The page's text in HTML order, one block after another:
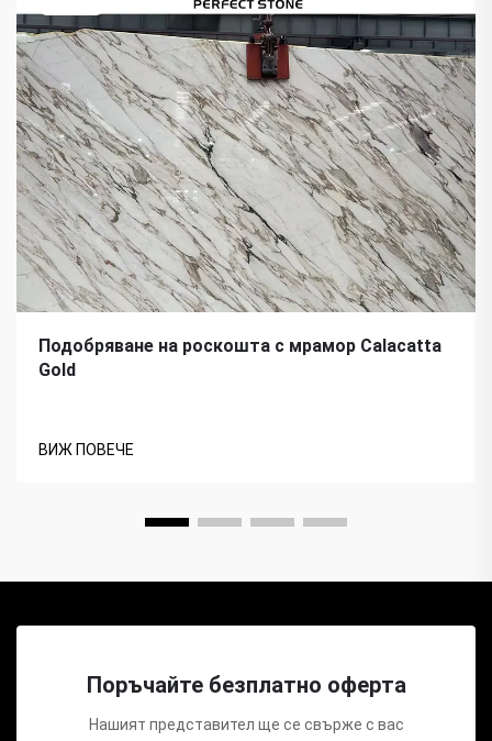
Подобряване на роскошта с мрамор Calacatta
Gold
ВИЖ ПОВЕЧЕ
Поръчайте безплатно оферта
Нашият представител ще се свърже с вас